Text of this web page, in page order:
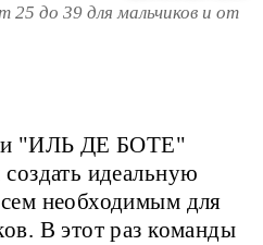
25 до 39 для мальчиков и от
и "ИЛЬ ДЕ БОТЕ"
идеальную
необходимым для
В этот раз команды